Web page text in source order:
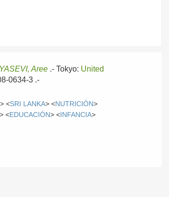
Aree .-Tokyo: United
0634-3 .-
> <SRI LANKA> <NUTRICIÓN>
> <EDUCACIÓN> <INFANCIA>